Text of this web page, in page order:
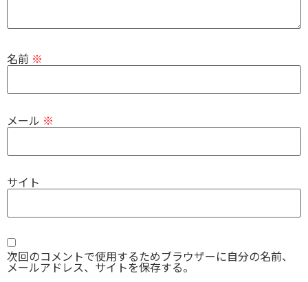
名前 ※
メール ※
サイト
次回のコメントで使用するためブラウザーに自分の名前、
メールアドレス、サイトを保存する。